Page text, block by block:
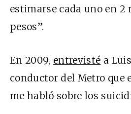
estimarse cada uno en 2
pesos”.
En 2009, entrevisté a
conductor del Metro que
me habló sobre los